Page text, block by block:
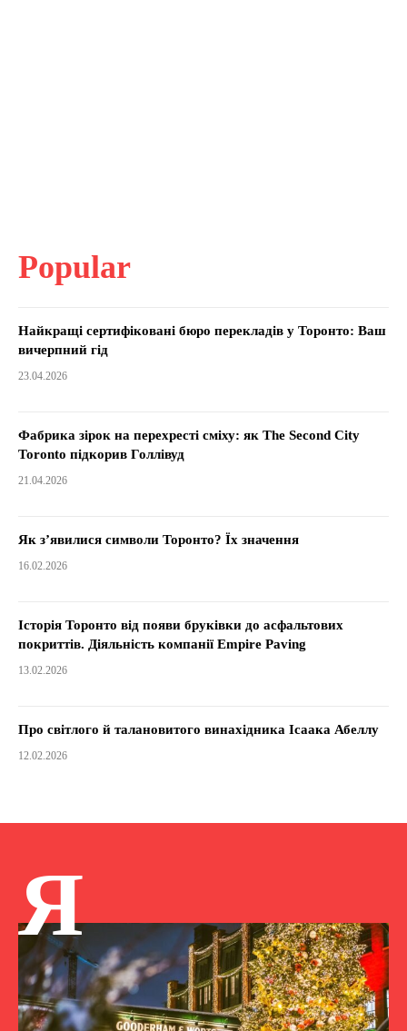
Popular
Найкращі сертифіковані бюро перекладів у Торонто: Ваш
вичерпний гід
23.04.2026
Фабрика зірок на перехресті сміху: як The Second City
Toronto підкорив Голлівуд
21.04.2026
Як з’явилися символи Торонто? Їх значення
16.02.2026
Історія Торонто від появи бруківки до асфальтових
покриттів. Діяльність компанії Empire Paving
13.02.2026
Про світлого й талановитого винахідника Ісаака Абеллу
12.02.2026
Я